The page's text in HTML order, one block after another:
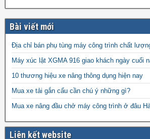
Bài viết mới
Địa chỉ bán phụ tùng máy công trình chất
Máy xúc lật XGMA 916 giao khách ngày cuối
10 thương hiệu xe nâng thông dụng hiện nay
Mua xe tải gắn cẩu cần chú ý những gì?
Mua xe nâng đầu chở máy công trình ở đâu
Liên kết website